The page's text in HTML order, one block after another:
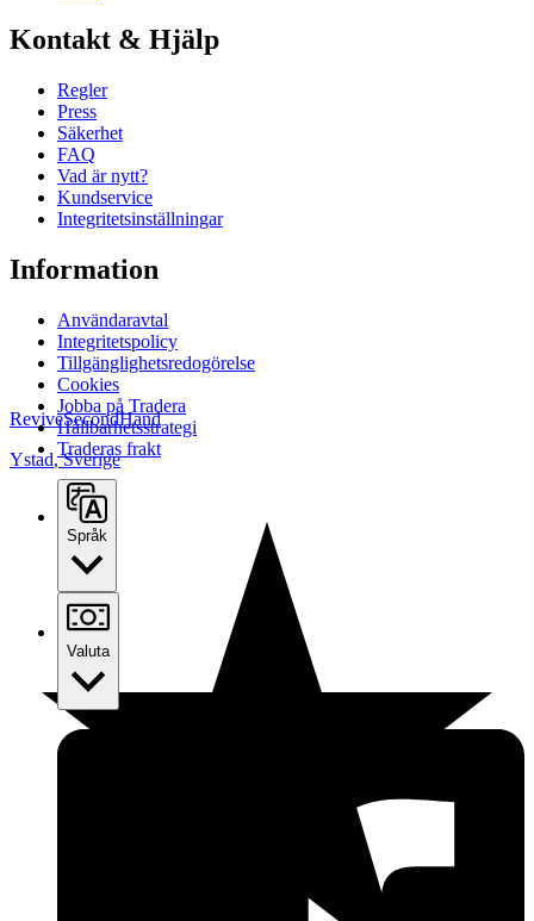
ReviveSecondHand
Ystad,Sverige
Kontakt & Hjälp
Regler
Press
Säkerhet
FAQ
Vad är nytt?
Kundservice
Integritetsinställningar
Information
Användaravtal
Integritetspolicy
Tillgänglighetsredogörelse
Cookies
Jobba på Tradera
Hållbarhetsstrategi
Traderas frakt
Språk
Valuta